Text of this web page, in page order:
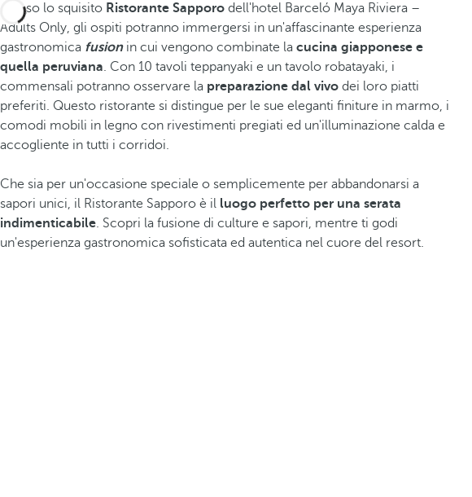
Presso lo squisito Ristorante Sapporo dell'hotel Barceló Maya Riviera –
Adults Only, gli ospiti potranno immergersi in un'affascinante esperienza
gastronomica fusion in cui vengono combinate la cucina giapponese e
quella peruviana. Con 10 tavoli teppanyaki e un tavolo robatayaki, i
commensali potranno osservare la preparazione dal vivo dei loro piatti
preferiti. Questo ristorante si distingue per le sue eleganti finiture in marmo, i
comodi mobili in legno con rivestimenti pregiati ed un'illuminazione calda e
accogliente in tutti i corridoi.
Che sia per un'occasione speciale o semplicemente per abbandonarsi a
sapori unici, il Ristorante Sapporo è il luogo perfetto per una serata
indimenticabile. Scopri la fusione di culture e sapori, mentre ti godi
un'esperienza gastronomica sofisticata ed autentica nel cuore del resort.